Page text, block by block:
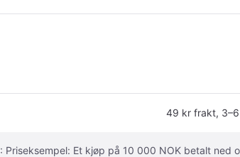
49 kr frakt,
: Priseksempel: Et kjøp på 10 000 NOK betalt ned